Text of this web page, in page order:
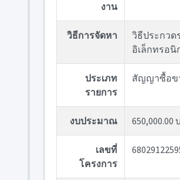
งาน
วิธีการจัดหา
วิธีประกวด
อิเล็กทรอนิ
ประเภท
รายการ
สัญญาซื้อข
งบประมาณ 650,000.00
เลขที่
โครงการ